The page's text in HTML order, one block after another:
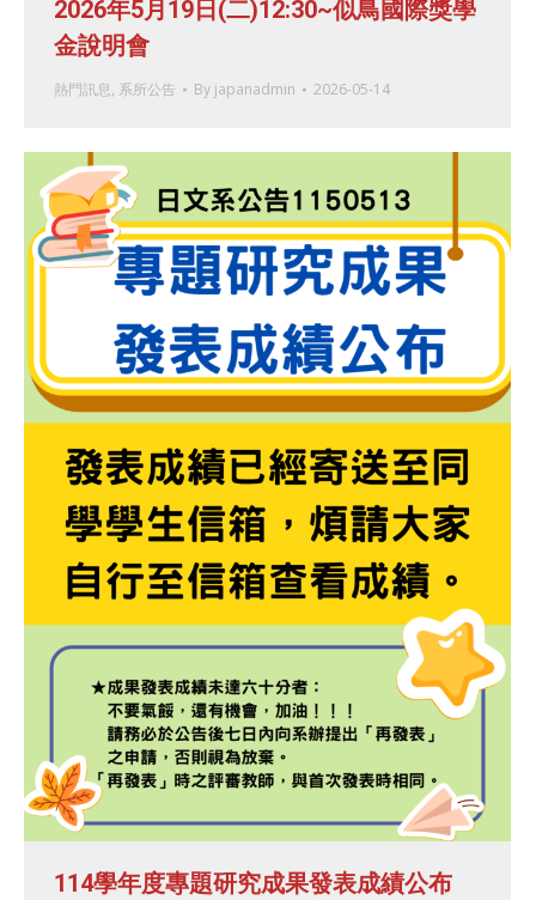
2026年5月19日(二)12:30~似鳥國際獎學
金說明會
熱門訊息, 系所公告 By japanadmin 2026-05-14
114學年度專題研究成果發表成績公布